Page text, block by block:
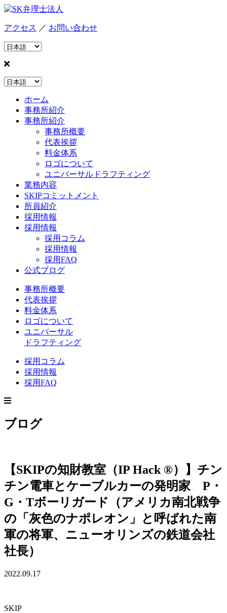
アクセス ／ お問い合わせ
ホーム
事務所紹介
事務所紹介
事務所概要
代表挨拶
料金体系
ロゴについて
ユニバーサルドラフティング
業務内容
SKIPコミットメント
所員紹介
採用情報
採用情報
採用コラム
採用情報
採用FAQ
公式ブログ
事務所概要
代表挨拶
料金体系
ロゴについて
ユニバーサル
ドラフティング
採用コラム
採用情報
採用FAQ
ブログ
【SKIPの知財教室（IP Hack ®）】チン
チン電車とケーブルカーの発明家 P・
G・Tボーリガード（アメリカ南北戦争
の「灰色のナポレオン」と呼ばれた南
軍の将軍、ニューオリンズの鉄道会社
社長）
2022.09.17
SKIP